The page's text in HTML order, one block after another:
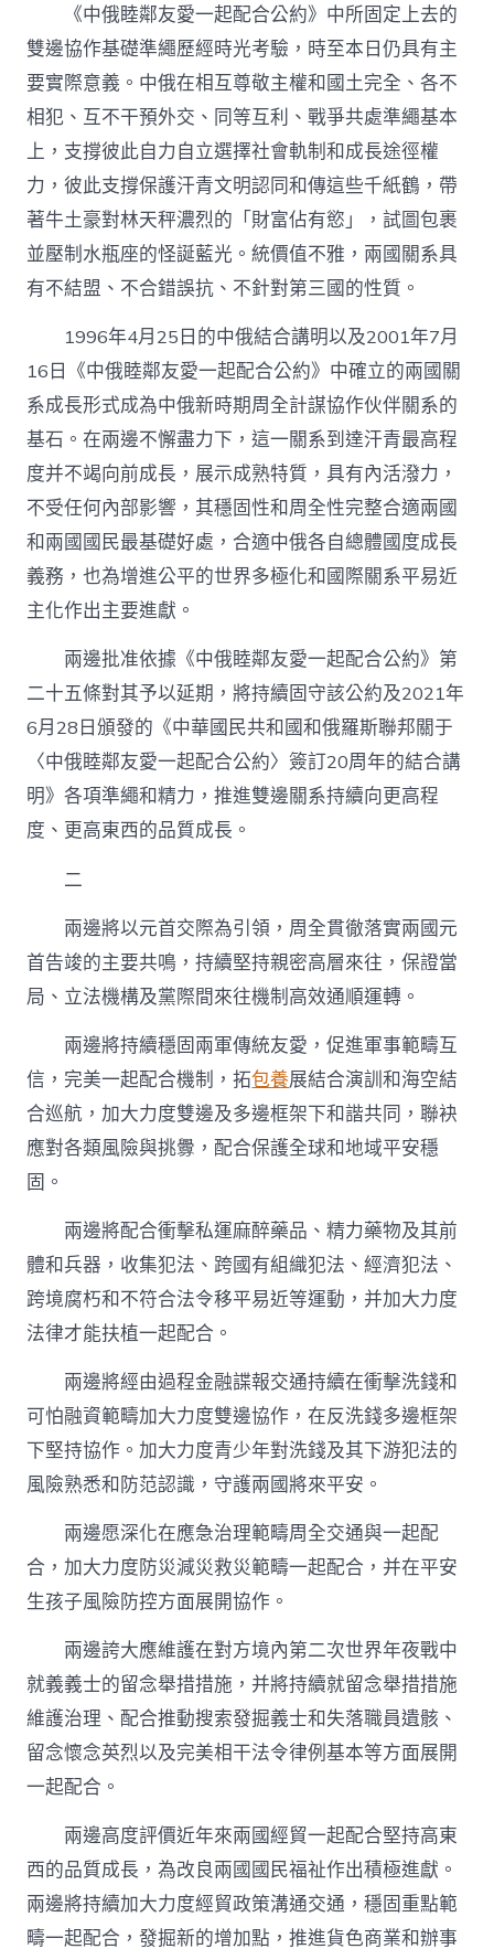
一
起
配
合
甜
心
專
包
養
網
的
結
合
講
明〉
中
《中俄睦鄰友愛一起配合公約》中所固定上去的
雙邊協作基礎準繩歷經時光考驗，時至本日仍具有主
要實際意義。中俄在相互尊敬主權和國土完全、各不
相犯、互不干預外交、同等互利、戰爭共處準繩基本
上，支撐彼此自力自立選擇社會軌制和成長途徑權
力，彼此支撐保護汗青文明認同和傳這些千紙鶴，帶
著牛土豪對林天秤濃烈的「財富佔有慾」，試圖包裹
並壓制水瓶座的怪誕藍光。統價值不雅，兩國關系具
有不結盟、不合錯誤抗、不針對第三國的性質。
1996年4月25日的中俄結合講明以及2001年7月
16日《中俄睦鄰友愛一起配合公約》中確立的兩國關
系成長形式成為中俄新時期周全計謀協作伙伴關系的
基石。在兩邊不懈盡力下，這一關系到達汗青最高程
度并不竭向前成長，展示成熟特質，具有內活潑力，
不受任何內部影響，其穩固性和周全性完整合適兩國
和兩國國民最基礎好處，合適中俄各自總體國度成長
義務，也為增進公平的世界多極化和國際關系平易近
主化作出主要進獻。
兩邊批准依據《中俄睦鄰友愛一起配合公約》第
二十五條對其予以延期，將持續固守該公約及2021年
6月28日頒發的《中華國民共和國和俄羅斯聯邦關于
〈中俄睦鄰友愛一起配合公約〉簽訂20周年的結合講
明》各項準繩和精力，推進雙邊關系持續向更高程
度、更高東西的品質成長。
二
兩邊將以元首交際為引領，周全貫徹落實兩國元
首告竣的主要共鳴，持續堅持親密高層來往，保證當
局、立法機構及黨際間來往機制高效通順運轉。
兩邊將持續穩固兩軍傳統友愛，促進軍事範疇互
信，完美一起配合機制，拓包養展結合演訓和海空結
合巡航，加大力度雙邊及多邊框架下和諧共同，聯袂
應對各類風險與挑釁，配合保護全球和地域平安穩
固。
兩邊將配合衝擊私運麻醉藥品、精力藥物及其前
體和兵器，收集犯法、跨國有組織犯法、經濟犯法、
跨境腐朽和不符合法令移平易近等運動，并加大力度
法律才能扶植一起配合。
兩邊將經由過程金融諜報交通持續在衝擊洗錢和
可怕融資範疇加大力度雙邊協作，在反洗錢多邊框架
下堅持協作。加大力度青少年對洗錢及其下游犯法的
風險熟悉和防范認識，守護兩國將來平安。
兩邊愿深化在應急治理範疇周全交通與一起配
合，加大力度防災減災救災範疇一起配合，并在平安
生孩子風險防控方面展開協作。
兩邊誇大應維護在對方境內第二次世界年夜戰中
就義義士的留念舉措措施，并將持續就留念舉措措施
維護治理、配合推動搜索發掘義士和失落職員遺骸、
留念懷念英烈以及完美相干法令律例基本等方面展開
一起配合。
兩邊高度評價近年來兩國經貿一起配合堅持高東
西的品質成長，為改良兩國國民福祉作出積極進獻。
兩邊將持續加大力度經貿政策溝通交通，穩固重點範
疇一起配合，發掘新的增加點，推進貨色商業和辦事